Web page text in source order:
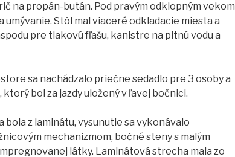
na propán-bután. Pod pravým odklopným vekom
umývanie. Stôl mal viaceré odkladacie miesta a
pre tlakovú fľašu, kanistre na pitnú vodu a
sa nachádzalo priečne sedadlo pre 3 osoby a
bol za jazdy uložený v ľavej bočnici.
bola z laminátu, vysunutie sa vykonávalo
mechanizmom, bočné steny s malým
látky. Laminátová strecha mala zo